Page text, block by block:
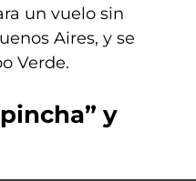
un vuelo sin
Aires, y se
Verde.
y